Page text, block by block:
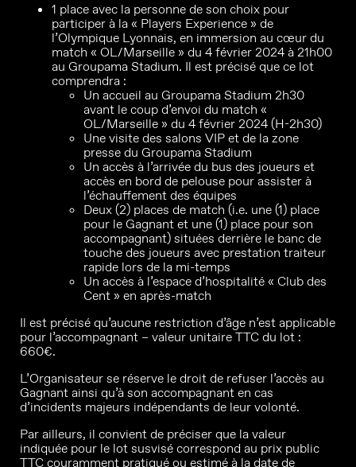
1 place avec la personne de son choix pour
participer à la « Players Experience » de
l’Olympique Lyonnais, en immersion au cœur du
match « OL/Marseille » du 4 février 2024 à 21h00
au Groupama Stadium. Il est précisé que ce lot
comprendra :
Un accueil au Groupama Stadium 2h30
avant le coup d’envoi du match «
OL/Marseille » du 4 février 2024 (H-2h30)
Une visite des salons VIP et de la zone
presse du Groupama Stadium
Un accès à l’arrivée du bus des joueurs et
accès en bord de pelouse pour assister à
l’échauffement des équipes
Deux (2) places de match (i.e. une (1) place
pour le Gagnant et une (1) place pour son
accompagnant) situées derrière le banc de
touche des joueurs avec prestation traiteur
rapide lors de la mi-temps
Un accès à l’espace d’hospitalité « Club des
Cent » en après-match
Il est précisé qu’aucune restriction d’âge n’est applicable
pour l’accompagnant – valeur unitaire TTC du lot :
660€.
L’Organisateur se réserve le droit de refuser l’accès au
Gagnant ainsi qu’à son accompagnant en cas
d’incidents majeurs indépendants de leur volonté.
Par ailleurs, il convient de préciser que la valeur
indiquée pour le lot susvisé correspond au prix public
TTC couramment pratiqué ou estimé à la date de